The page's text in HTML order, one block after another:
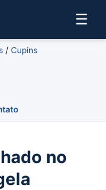
☰
/ Cupins
no